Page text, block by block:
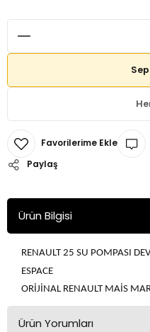
Paylaş
Ürün Bilgisi
RENAULT 25 SU POMPASI
ESPACE
ORİJİNAL RENAULT MAİS
Ürün Yorumları